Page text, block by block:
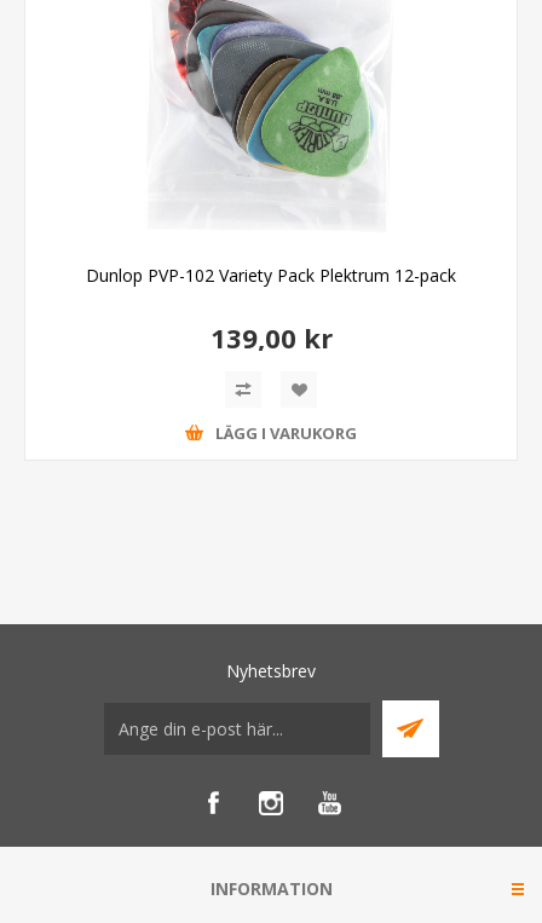
Dunlop PVP-102 Variety Pack Plektrum 12-pack
139,00 kr
LÄGG I VARUKORG
Nyhetsbrev
INFORMATION